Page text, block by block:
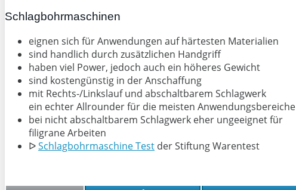
Schlagbohrmaschinen
eignen sich für Anwendungen auf härtesten Materialien
sind handlich durch zusätzlichen Handgriff
haben viel Power, jedoch auch ein höheres Gewicht
sind kostengünstig in der Anschaffung
mit Rechts-/Linkslauf und abschaltbarem Schlagwerk
ein echter Allrounder für die meisten Anwendungsbereiche
bei nicht abschaltbarem Schlagwerk eher ungeeignet für
filigrane Arbeiten
ᐅSchlagbohrmaschine Test der Stiftung Warentest